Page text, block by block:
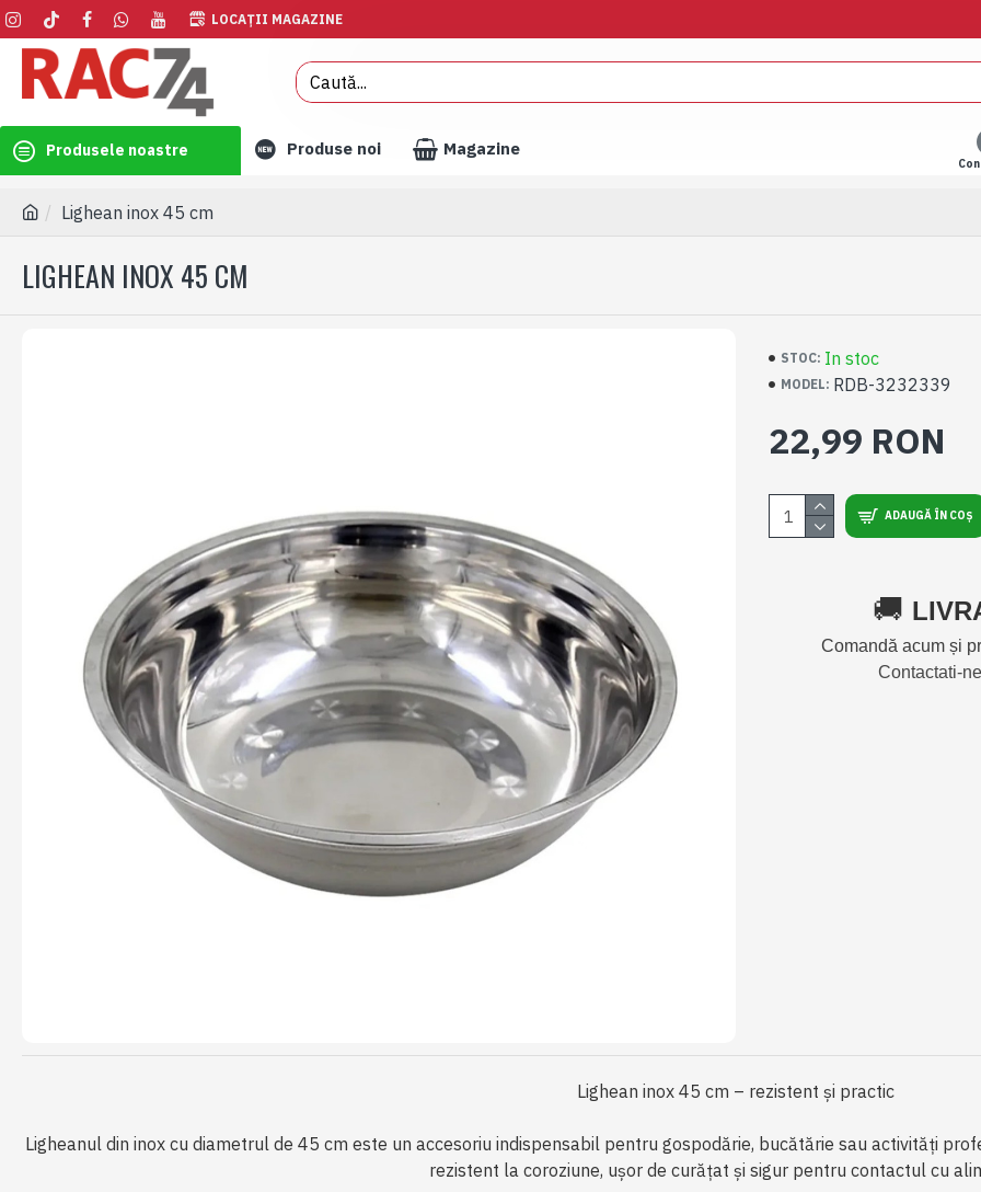
LOCAȚII MAGAZINE
Produsele noastre Produse noi Magazine
Lighean inox 45 cm
LIGHEAN INOX 45 CM
STOC: In stoc
MODEL: RDB-3232339
22,99 RON
ADAUGĂ ÎN COȘ
🚚
Comandă acum și
Contactati-
Lighean inox 45 cm – rezistent și practic
Ligheanul din inox cu diametrul de 45 cm este un accesoriu indispensabil pentru gospodărie, bucătărie sau activități
rezistent la coroziune, ușor de curățat și sigur pentru contactul cu